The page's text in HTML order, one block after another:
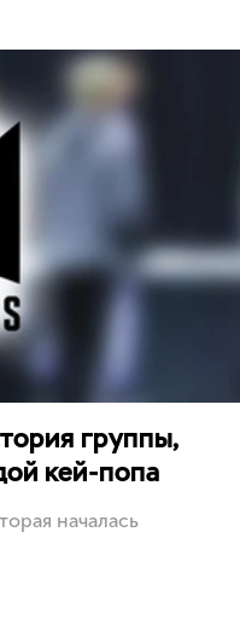
группы,
кей-попа
началась